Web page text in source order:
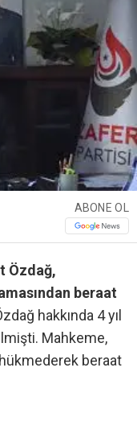
ABONE OL
Özdağ,
beraat
hakkında 4 yıl
Mahkeme,
hükmederek beraat